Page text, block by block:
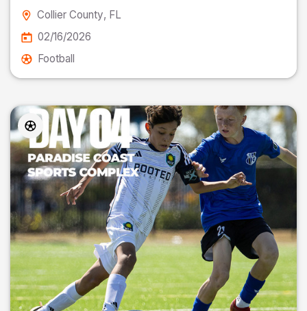
Collier County, FL
02/16/2026
Football